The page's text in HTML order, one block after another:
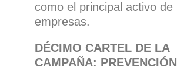
como el principal activo de
empresas.
DÉCIMO CARTEL DE LA
CAMPAÑA: